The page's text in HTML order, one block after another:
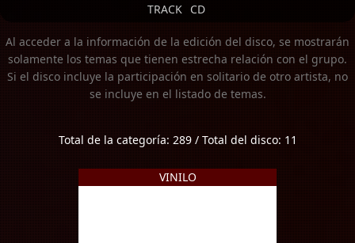
TRACK CD
Al acceder a la información de la edición del disco, se mostrarán
solamente los temas que tienen estrecha relación con el grupo.
Si el disco incluye la participación en solitario de otro artista, no
se incluye en el listado de temas.
Total de la categoría: 289 / Total del disco: 11
VINILO